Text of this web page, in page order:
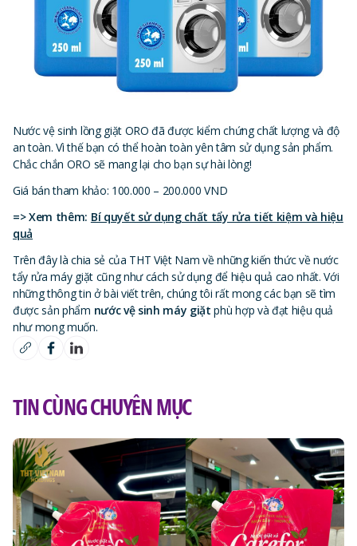
Nước vệ sinh lồng giặt ORO đã được kiểm chứng chất lượng và độ
an toàn. Vì thế bạn có thể hoàn toàn yên tâm sử dụng sản phẩm.
Chắc chắn ORO sẽ mang lại cho bạn sự hài lòng!
Giá bán tham khảo: 100.000 – 200.000 VND
=> Xem thêm: Bí quyết sử dụng chất tẩy rửa tiết kiệm và hiệu
quả
Trên đây là chia sẻ của THT Việt Nam về những kiến thức về nước
tẩy rửa máy giặt cũng như cách sử dụng để hiệu quả cao nhất. Với
những thông tin ở bài viết trên, chúng tôi rất mong các bạn sẽ tìm
được sản phẩm nước vệ sinh máy giặt phù hợp và đạt hiệu quả
như mong muốn.
TIN CÙNG CHUYÊN MỤC